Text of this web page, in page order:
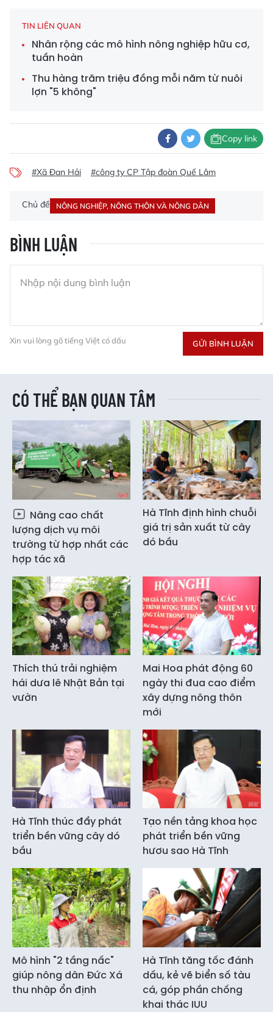
TIN LIÊN QUAN
Nhân rộng các mô hình nông nghiệp hữu cơ,
tuần hoàn
Thu hàng trăm triệu đồng mỗi năm từ nuôi
lợn "5 không"
Copy link
#Xã Đan Hải #công ty CP Tập đoàn Quế Lâm
Chủ đề NÔNG NGHIỆP, NÔNG THÔN VÀ NÔNG DÂN
BÌNH LUẬN
Xin vui lòng gõ tiếng Việt có dấu GỬI BÌNH LUẬN
CÓ THỂ BẠN QUAN TÂM
Nâng cao chất
lượng dịch vụ môi
trường từ hợp nhất các
hợp tác xã
Hà Tĩnh định hình chuỗi
giá trị sản xuất từ cây
dó bầu
Thích thú trải nghiệm
hái dưa lê Nhật Bản tại
vườn
Mai Hoa phát động 60
ngày thi đua cao điểm
xây dựng nông thôn
mới
Hà Tĩnh thúc đẩy phát
triển bền vững cây dó
bầu
Tạo nền tảng khoa học
phát triển bền vững
hươu sao Hà Tĩnh
Mô hình "2 tầng nấc"
giúp nông dân Đức Xá
thu nhập ổn định
Hà Tĩnh tăng tốc đánh
dấu, kẻ vẽ biển số tàu
cá, góp phần chống
khai thác IUU